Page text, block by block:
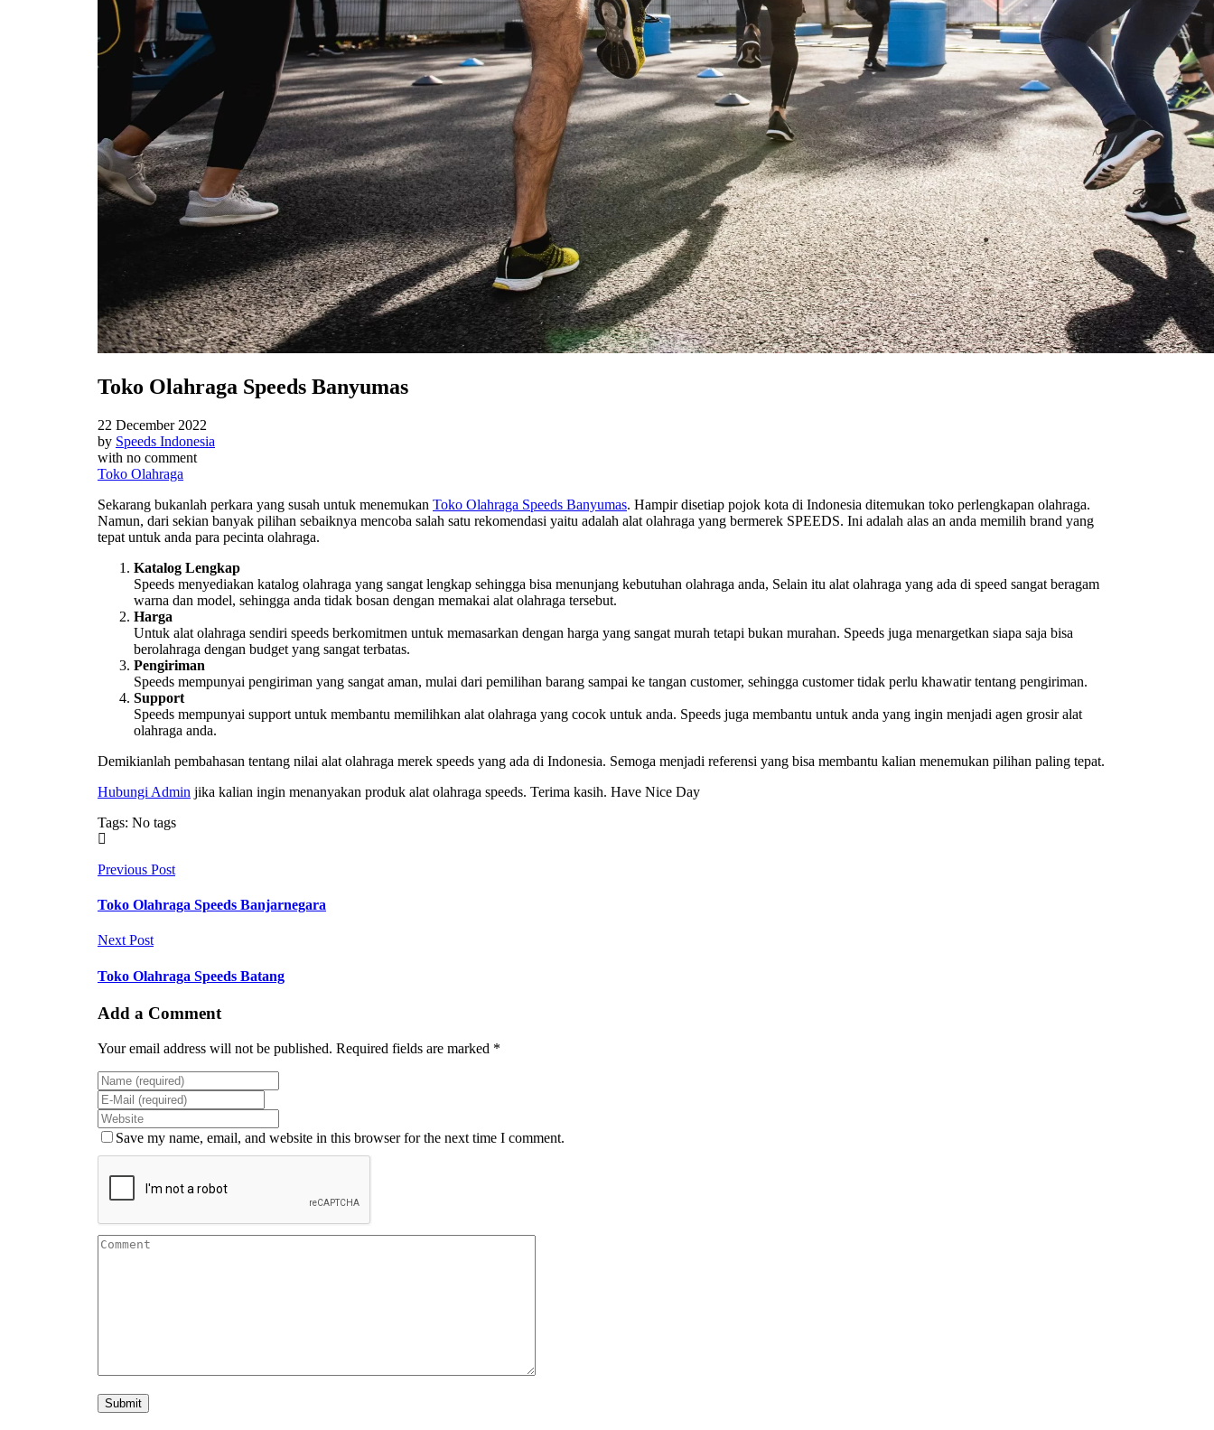
Toko Olahraga Speeds Banyumas
22 December 2022
by Speeds Indonesia
with no comment
Toko Olahraga
Sekarang bukanlah perkara yang susah untuk menemukan Toko Olahraga Speeds Banyumas. Hampir disetiap pojok kota di Indonesia ditemukan toko perlengkapan olahraga.
Namun, dari sekian banyak pilihan sebaiknya mencoba salah satu rekomendasi yaitu adalah alat olahraga yang bermerek SPEEDS. Ini adalah alas an anda memilih brand yang
tepat untuk anda para pecinta olahraga.
Katalog Lengkap
Speeds menyediakan katalog olahraga yang sangat lengkap sehingga bisa menunjang kebutuhan olahraga anda, Selain itu alat olahraga yang ada di speed sangat beragam
warna dan model, sehingga anda tidak bosan dengan memakai alat olahraga tersebut.
Harga
Untuk alat olahraga sendiri speeds berkomitmen untuk memasarkan dengan harga yang sangat murah tetapi bukan murahan. Speeds juga menargetkan siapa saja bisa
berolahraga dengan budget yang sangat terbatas.
Pengiriman
Speeds mempunyai pengiriman yang sangat aman, mulai dari pemilihan barang sampai ke tangan customer, sehingga customer tidak perlu khawatir tentang pengiriman.
Support
Speeds mempunyai support untuk membantu memilihkan alat olahraga yang cocok untuk anda. Speeds juga membantu untuk anda yang ingin menjadi agen grosir alat
olahraga anda.
Demikianlah pembahasan tentang nilai alat olahraga merek speeds yang ada di Indonesia. Semoga menjadi referensi yang bisa membantu kalian menemukan pilihan paling tepat.
Hubungi Admin jika kalian ingin menanyakan produk alat olahraga speeds. Terima kasih. Have Nice Day
Tags: No tags
Previous Post
Toko Olahraga Speeds Banjarnegara
Next Post
Toko Olahraga Speeds Batang
Add a Comment
Your email address will not be published. Required fields are marked *
Save my name, email, and website in this browser for the next time I comment.